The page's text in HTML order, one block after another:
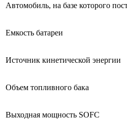
Автомобиль, на базе которого
Емкость батареи
Источник кинетической энергии
Объем топливного бака
Выходная мощность SOFC